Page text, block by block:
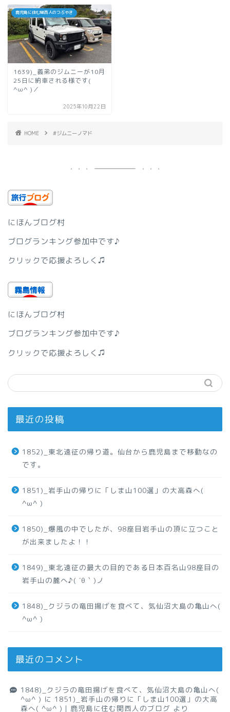
鹿児島に住む関西人のつぶやき
1639)_義弟のジムニーが10月
25日に納車される様です(
^ω^ )／
2025年10月22日
HOME #ジムニーノマド
にほんブログ村
ブログランキング参加中です♪
クリックで応援よろしく♫
にほんブログ村
ブログランキング参加中です♪
クリックで応援よろしく♫
最近の投稿
1852)_東北遠征の帰り道。仙台から鹿児島まで移動なの
です。
1851)_岩手山の帰りに「しま山100選」の大高森へ(
^ω^ )
1850)_爆風の中でしたが、98座目岩手山の頂に立つこと
が出来ましたよ！！
1849)_東北遠征の最大の目的である日本百名山98座目の
岩手山の麓へ♪( ´θ｀)ノ
1848)_クジラの竜田揚げを食べて、気仙沼大島の亀山へ(
^ω^ )
最近のコメント
1848)_クジラの竜田揚げを食べて、気仙沼大島の亀山へ(
^ω^ ) に 1851)_岩手山の帰りに「しま山100選」の大高
森へ( ^ω^ )｜鹿児島に住む関西人のブログ より